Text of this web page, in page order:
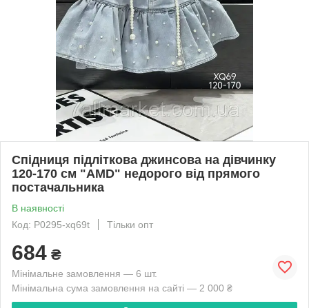
Спідниця підліткова джинсова на дівчинку
120-170 см "AMD" недорого від прямого
постачальника
В наявності
Код: P0295-xq69t
Тільки опт
684 ₴
Мінімальне замовлення — 6 шт.
Мінімальна сума замовлення на сайті — 2 000 ₴